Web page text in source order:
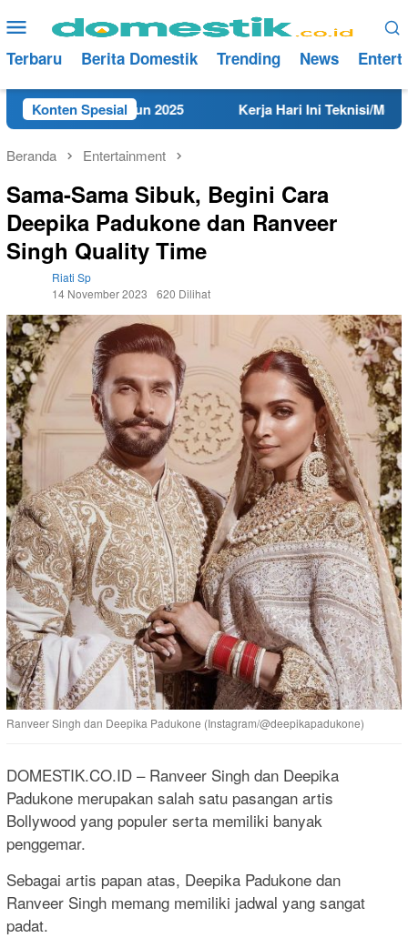
ke
konten
Menu
Mobile
Terbaru Berita Domestik Trending News
Konten Spesial
Tahun 2025 Kerja Hari Ini Teknisi/Mekanik
Beranda Entertainment
Sama-Sama Sibuk, Begini Cara
Deepika Padukone dan Ranveer
Singh Quality Time
Riati Sp
14 November 2023
620 Dilihat
Ranveer Singh dan Deepika Padukone (Instagram/@deepikapadukone)
DOMESTIK.CO.ID – Ranveer Singh dan Deepika
Padukone merupakan salah satu pasangan artis
Bollywood yang populer serta memiliki banyak
penggemar.
Sebagai artis papan atas, Deepika Padukone dan
Ranveer Singh memang memiliki jadwal yang sangat
padat.